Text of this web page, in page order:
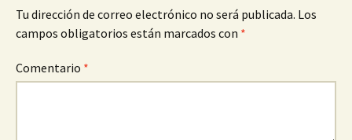
Tu dirección de correo electrónico no será publicada. Los
campos obligatorios están marcados con *
Comentario *